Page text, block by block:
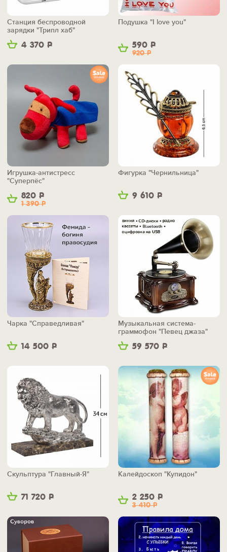
4 370 Р
Станция беспроводной
зарядки "Трипл хаб"
590 Р
920Р
Подушка "I love you"
820 Р
1 390Р
Игрушка-антистресс
"Суперпёс"
9 610 Р
Фигурка "Чернильница"
14 500 Р
Чарка "Справедливая"
59 570 Р
Музыкальная система-
граммофон "Певец джаза"
71 720 Р
Скульптура "Главный-Я"
2 250 Р
3 410Р
Калейдоскоп "Купидон"